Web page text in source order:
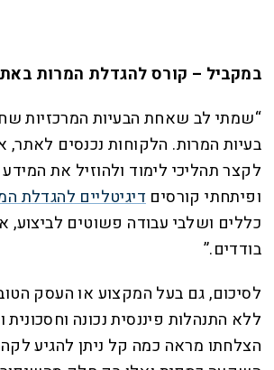
במקביל – קורס להגדלת המרות
“שמתי לב שאחת הבעיות המרכזיות
בעיות המרות. הלקוחות נכנסים
לקצר תהליכי לימוד ולהוזיל את
ופיתחתי קורסים דיגיטליים להגדלת
כללים ושלבי עבודה פשוטים לביצוע,
בודדים.”
לסיכום, גם בעל המקצוע או העסק
ללא התנהלות פיננסית נכונה
הצלחתו מראה כמה קל ניתן להגיע